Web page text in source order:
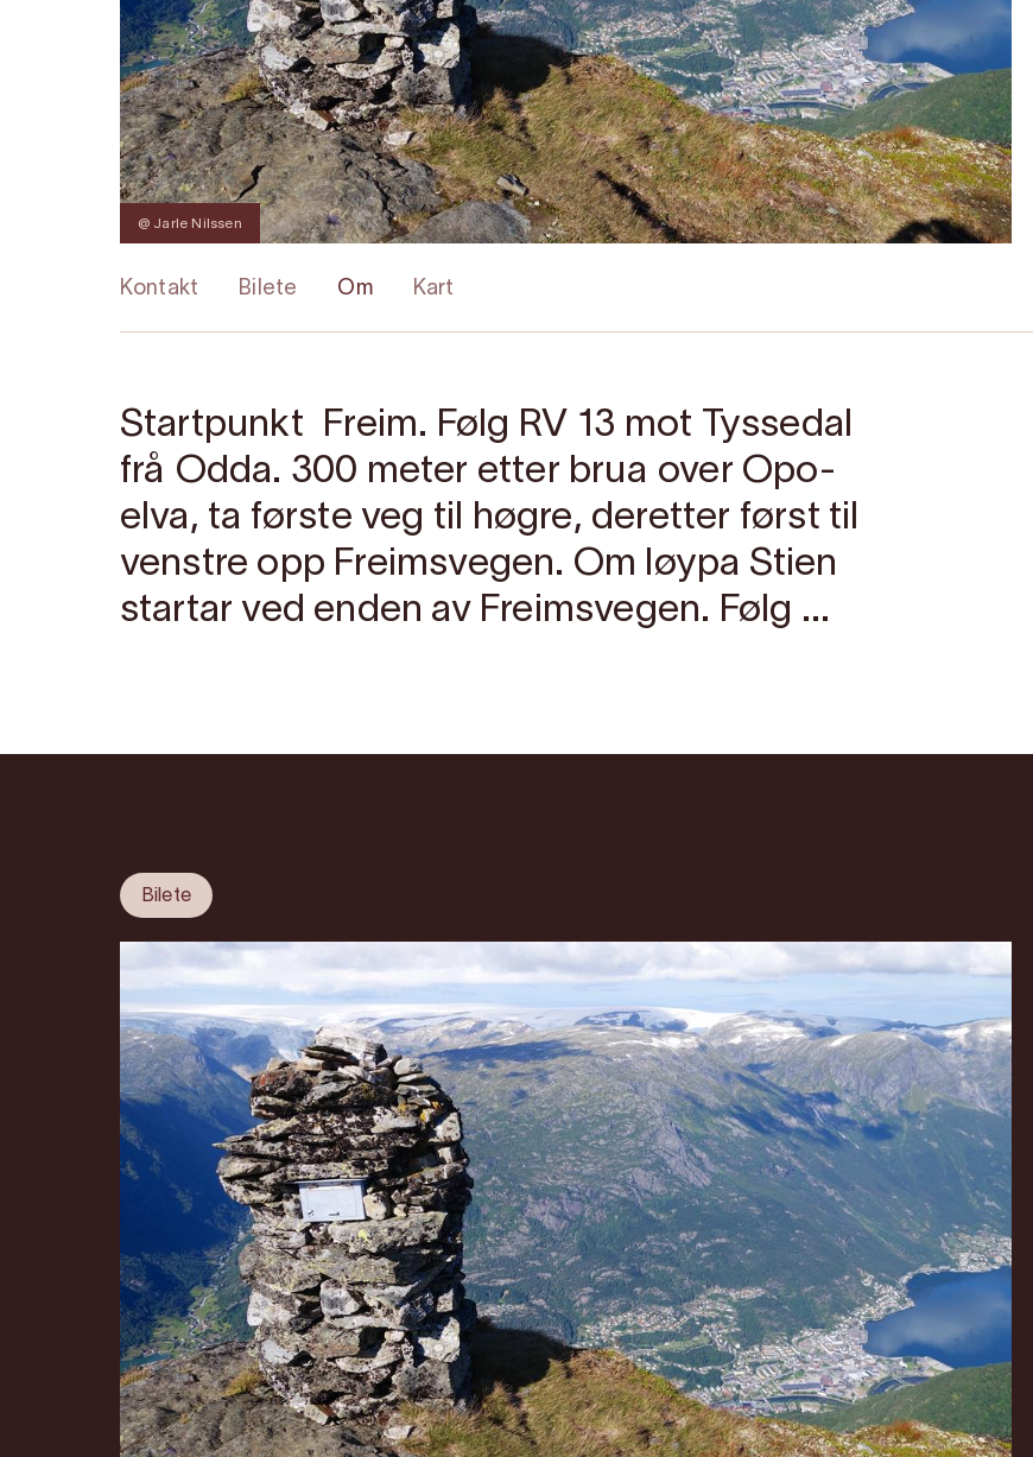
@ Jarle Nilssen
Kontakt Bilete Om Kart
Startpunkt Freim. Følg RV 13 mot Tyssedal
frå Odda. 300 meter etter brua over Opo-
elva, ta første veg til høgre, deretter først til
venstre opp Freimsvegen. Om løypa Stien
startar ved enden av Freimsvegen. Følg ...
Bilete